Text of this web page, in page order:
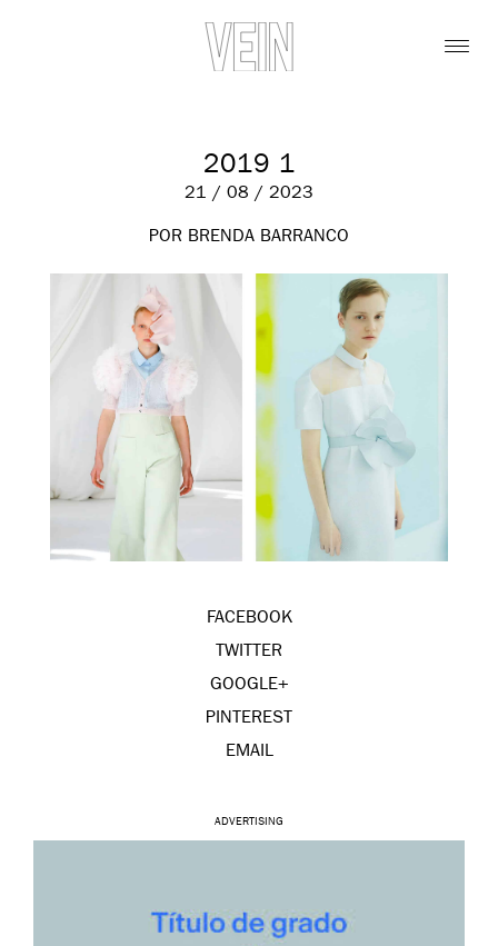
2019 1
21 / 08 / 2023
POR BRENDA BARRANCO
FACEBOOK
TWITTER
GOOGLE+
PINTEREST
EMAIL
ADVERTISING